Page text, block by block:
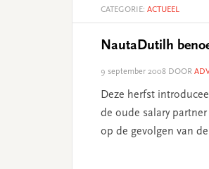
CATEGORIE: ACTUEEL
NautaDutilh
9 september 2008 DOOR
Deze herfst
de oude salary
op de gevolgen van